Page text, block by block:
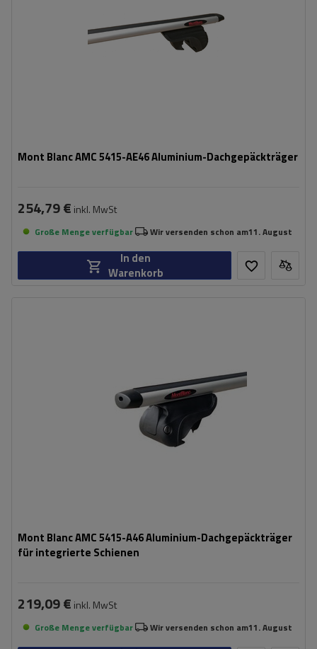
Mont Blanc AMC 5415-AE46 Aluminium-Dachgepäckträger
254,79 € inkl. MwSt
Große Menge verfügbar Wir versenden schon am11. August
In den
Warenkorb
Mont Blanc AMC 5415-A46 Aluminium-Dachgepäckträger
für integrierte Schienen
219,09 € inkl. MwSt
Große Menge verfügbar Wir versenden schon am11. August